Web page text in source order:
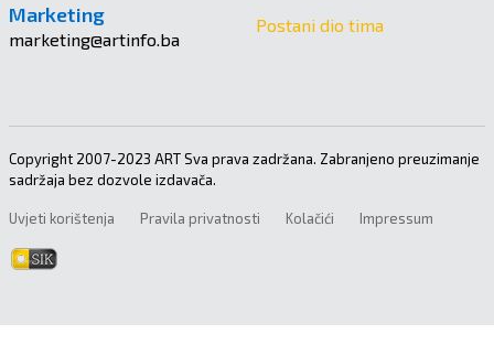
Marketing
marketing@artinfo.ba
Postani dio tima
Copyright 2007-2023 ART Sva prava zadržana. Zabranjeno preuzimanje
sadržaja bez dozvole izdavača.
Uvjeti korištenja Pravila privatnosti Kolačići Impressum